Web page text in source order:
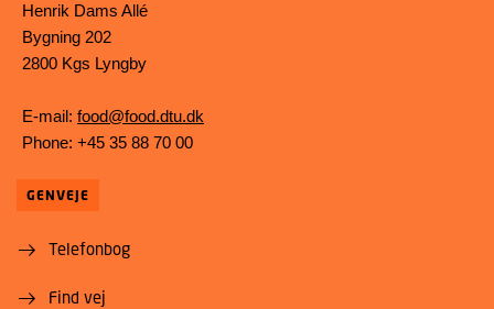
Henrik Dams Allé
Bygning 202
2800 Kgs Lyngby
E-mail: food@food.dtu.dk
Phone: +45 35 88 70 00
GENVEJE
Telefonbog
Find vej